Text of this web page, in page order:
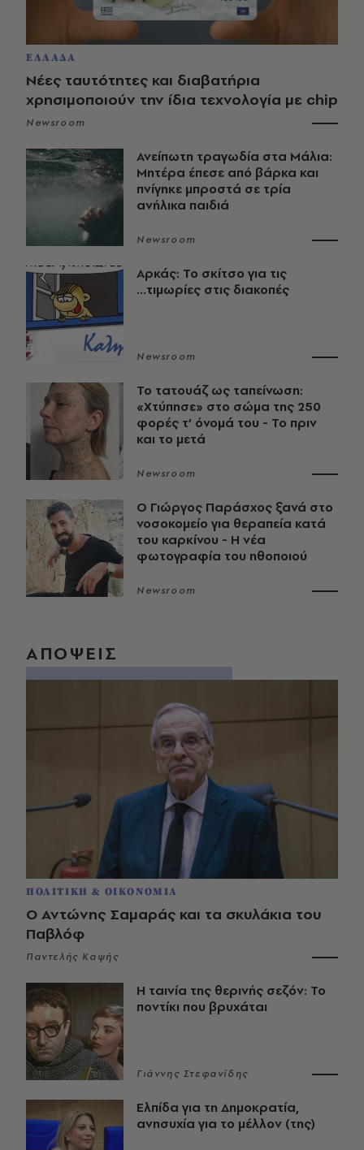
ΕΛΛΑΔΑ
Νέες ταυτότητες και διαβατήρια
χρησιμοποιούν την ίδια τεχνολογία με chip
Newsroom
Ανείπωτη τραγωδία στα Μάλια:
Μητέρα έπεσε από βάρκα και
πνίγηκε μπροστά σε τρία
ανήλικα παιδιά
Newsroom
Αρκάς: Το σκίτσο για τις
...τιμωρίες στις διακοπές
Newsroom
Το τατουάζ ως ταπείνωση:
«Χτύπησε» στο σώμα της 250
φορές τ’ όνομά του - Το πριν
και το μετά
Newsroom
O Γιώργος Παράσχος ξανά στο
νοσοκομείο για θεραπεία κατά
του καρκίνου - Η νέα
φωτογραφία του ηθοποιού
Newsroom
ΑΠΟΨΕΙΣ
ΠΟΛΙΤΙΚΗ & ΟΙΚΟΝΟΜΙΑ
Ο Αντώνης Σαμαράς και τα σκυλάκια του
Παβλόφ
Παντελής Καψής
Η ταινία της θερινής σεζόν: Το
ποντίκι που βρυχάται
Γιάννης Στεφανίδης
Ελπίδα για τη Δημοκρατία,
ανησυχία για το μέλλον (της)